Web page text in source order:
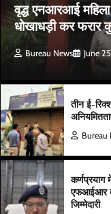
वृद्ध एनआरआई
धोखाधड़ी कर फरार
Bureau News June
तीन ई-
Bureau
कर्णप्रयाग
एफआईआर
जिम्मेदारी